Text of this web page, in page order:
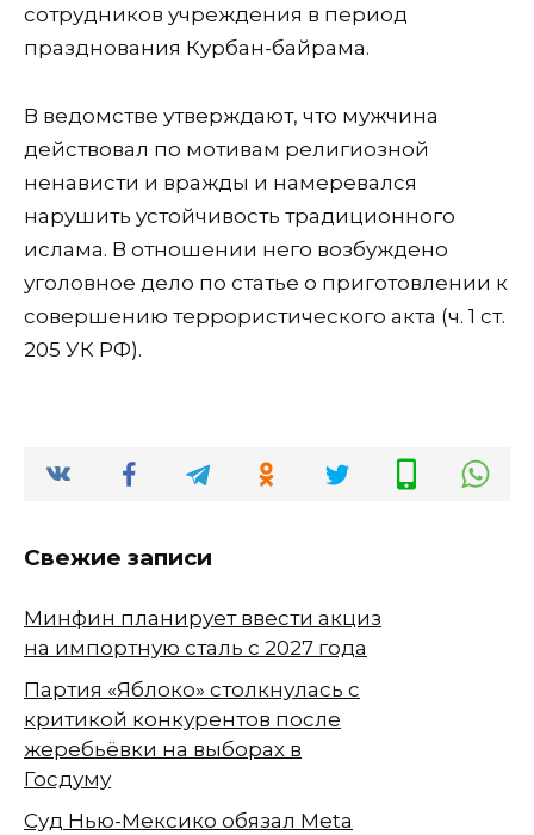
сотрудников учреждения в период
празднования Курбан-байрама.
В ведомстве утверждают, что мужчина
действовал по мотивам религиозной
ненависти и вражды и намеревался
нарушить устойчивость традиционного
ислама. В отношении него возбуждено
уголовное дело по статье о приготовлении к
совершению террористического акта (ч. 1 ст.
205 УК РФ).
Свежие записи
Минфин планирует ввести акциз
на импортную сталь с 2027 года
Партия «Яблоко» столкнулась с
критикой конкурентов после
жеребьёвки на выборах в
Госдуму
Суд Нью-Мексико обязал Meta